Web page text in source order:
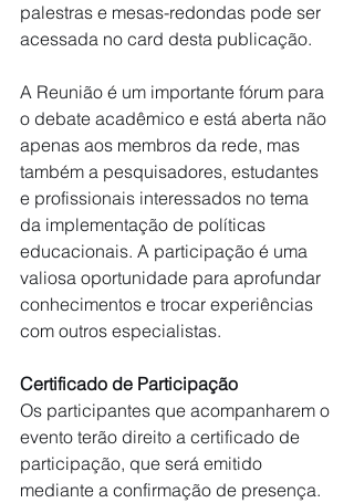
palestras e mesas-redondas pode ser
acessada no card desta publicação.
A Reunião é um importante fórum para
o debate acadêmico e está aberta não
apenas aos membros da rede, mas
também a pesquisadores, estudantes
e profissionais interessados no tema
da implementação de políticas
educacionais. A participação é uma
valiosa oportunidade para aprofundar
conhecimentos e trocar experiências
com outros especialistas.
Certificado de Participação
Os participantes que acompanharem o
evento terão direito a certificado de
participação, que será emitido
mediante a confirmação de presença.